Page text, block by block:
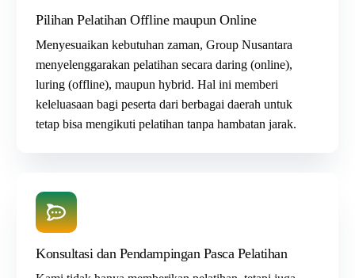
Pilihan Pelatihan Offline maupun Online
Menyesuaikan kebutuhan zaman, Group Nusantara
menyelenggarakan pelatihan secara daring (online),
luring (offline), maupun hybrid. Hal ini memberi
keleluasaan bagi peserta dari berbagai daerah untuk
tetap bisa mengikuti pelatihan tanpa hambatan jarak.
Konsultasi dan Pendampingan Pasca Pelatihan